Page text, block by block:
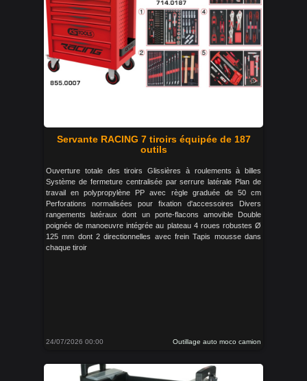
Servante RACING 7 tiroirs équipée de 187
outils
Ouverture totale des tiroirs Glissières à roulements à billes
Système de fermeture centralisée par serrure latérale Plan de
travail en polypropylène PP avec règle graduée de 50 cm
Perforations normalisées pour fixation d'accessoires Divers
rangements latéraux dont un porte-flacons amovible Double
poignée de manoeuvre intégrée au plateau 4 roues robustes Ø
125 mm dont 2 directionnelles avec frein Tapis mousse dans
chaque tiroir
24/07/2026 00:00 Outillage auto moco camion